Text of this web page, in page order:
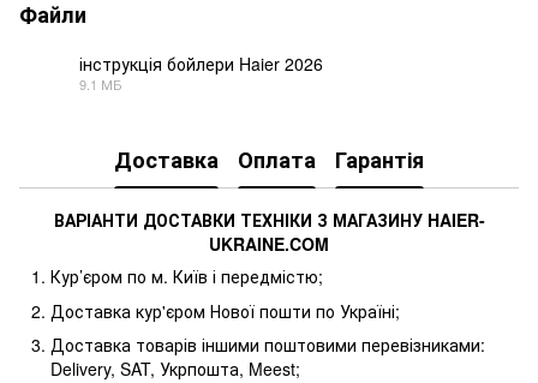
Файли
інструкція бойлери Haier 2026
9.1 МБ
Доставка Оплата Гарантія
ВАРІАНТИ ДОСТАВКИ ТЕХНІКИ З МАГАЗИНУ HAIER-
UKRAINE.COM
Кур’єром по м. Київ і передмістю;
Доставка кур'єром Нової пошти по Україні;
Доставка товарів іншими поштовими перевізниками:
Delivery, SAT, Укрпошта, Meest;